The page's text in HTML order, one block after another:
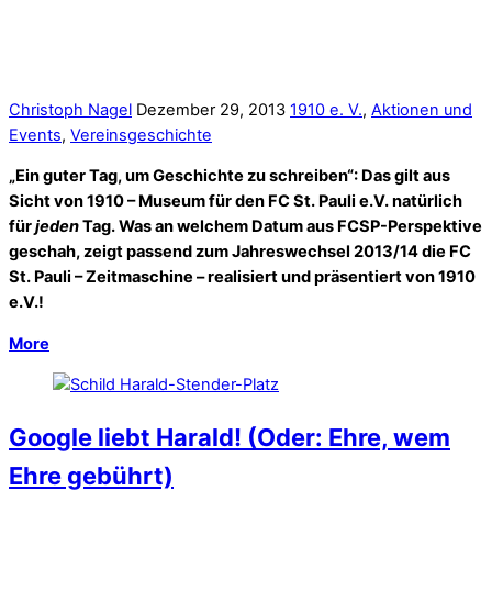
Christoph Nagel Dezember 29, 2013 1910 e. V., Aktionen und
Events, Vereinsgeschichte
„Ein guter Tag, um Geschichte zu schreiben“: Das gilt aus
Sicht von 1910 – Museum für den FC St. Pauli e.V. natürlich
fürjedenTag. Was an welchem Datum aus FCSP-Perspektive
geschah, zeigtpassend zum Jahreswechsel 2013/14 die FC
St. Pauli – Zeitmaschine – realisiert und präsentiert von 1910
e.V.!
More
Google liebt Harald! (Oder: Ehre, wem
Ehre gebührt)